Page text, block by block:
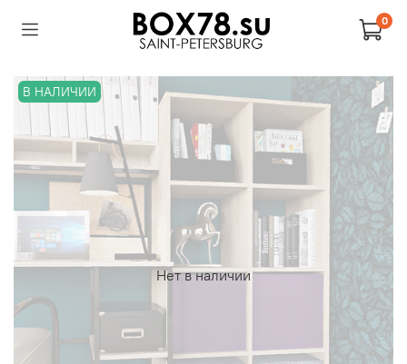
0
Нет в наличии
В НАЛИЧИИ